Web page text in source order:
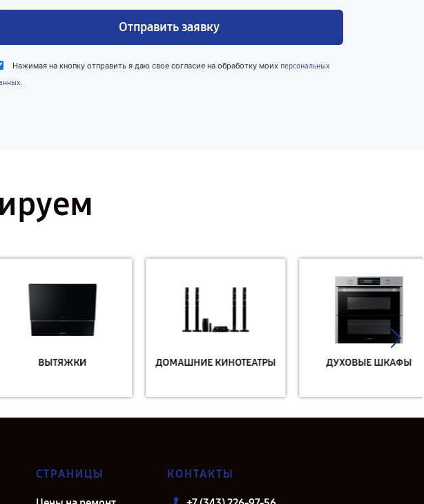
Отправить заявку
Нажимая на кнопку отправить я даю свое согласие на обработку моих персональных
.
ВЫТЯЖКИ ДОМАШНИЕ КИНОТЕАТРЫ ДУХОВЫЕ ШКАФЫ
СТРАНИЦЫ КОНТАКТЫ